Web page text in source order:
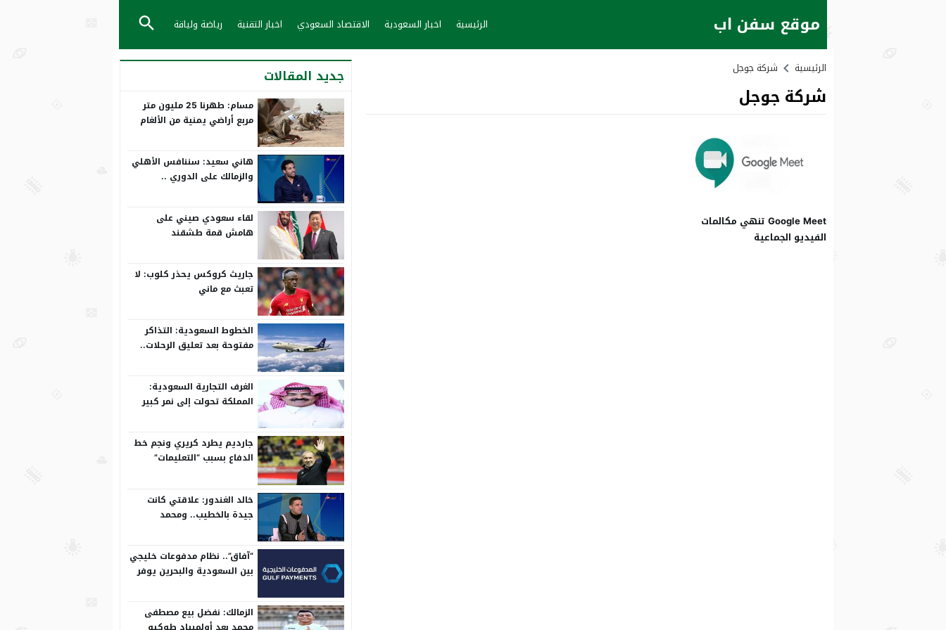
موقع سفن اب الرئيسية اخبار السعودية الاقتصاد السعودي اخبار التقنية رياضة ولياقة
الرئيسية شركة جوجل
شركة جوجل
Google Meet تنهي مكالمات
الفيديو الجماعية
جديد المقالات
مسام: طهرنا 25 مليون متر
مربع أراضي يمنية من الألغام
هاني سعيد: سننافس الأهلي
والزمالك على الدوري ..
لقاء سعودي صيني على
هامش قمة طشقند
جاريث كروكس يحذر كلوب: لا
تعبث مع ماني
الخطوط السعودية: التذاكر
مفتوحة بعد تعليق الرحلات..
الغرف التجارية السعودية:
المملكة تحولت إلى نمر كبير
جارديم يطرد كريري ونجم خط
الدفاع بسبب “التعليمات”
خالد الغندور: علاقتي كانت
جيدة بالخطيب.. ومحمد
“آفاق”.. نظام مدفوعات خليجي
بين السعودية والبحرين يوفر
الزمالك: نفضل بيع مصطفى